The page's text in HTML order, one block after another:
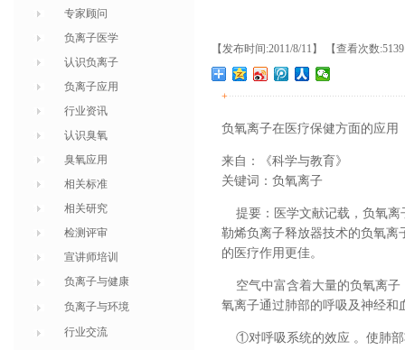
专家顾问
负离子医学
认识负离子
负离子应用
行业资讯
认识臭氧
臭氧应用
相关标准
相关研究
检测评审
宣讲师培训
负离子与健康
负离子与环境
行业交流
【发布时间:2011/8/11】 【查看次数
+
负氧离子在医疗保健方面的应用
来自：《科学与教育》
关键词：负氧离子
提要：医学文献记载，负氧离
勒烯负离子释放器技术的负氧离
的医疗作用更佳。
空气中富含着大量的负氧离子
氧离子通过肺部的呼吸及神经和
①对呼吸系统的效应 。使肺部